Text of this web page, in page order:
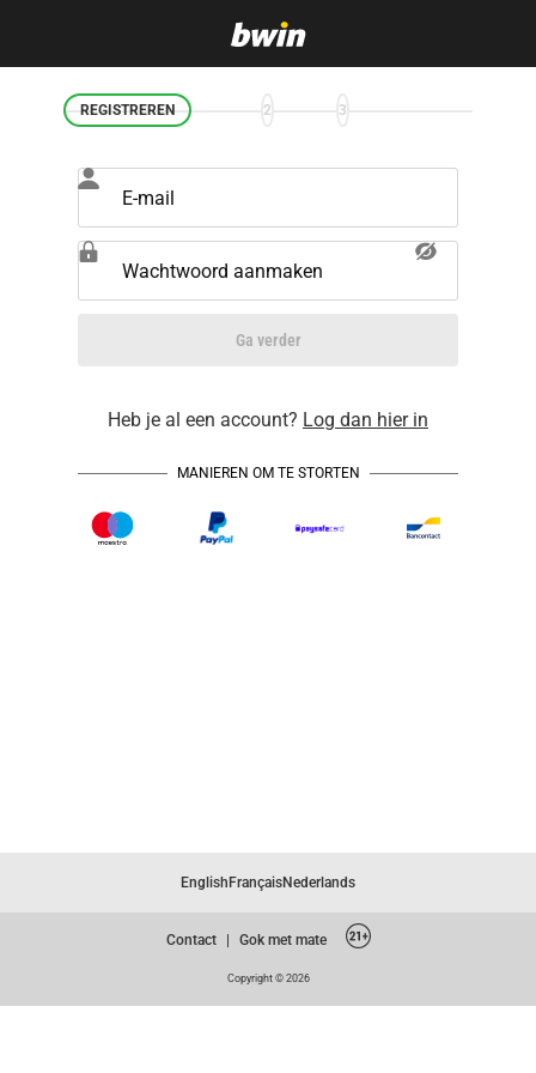
REGISTREREN 2 3
E-mail
Wachtwoord aanmaken
Ga verder
Heb je al een account? Log dan hier in
MANIEREN OM TE STORTEN
English FrançaisNederlands
Contact Gok met mate
Copyright © 2026